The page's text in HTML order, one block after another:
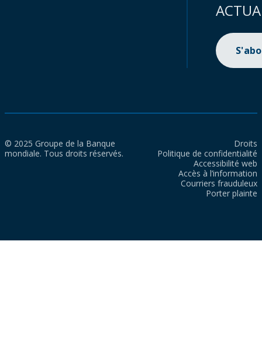
© 2025 Groupe de la Banque
mondiale. Tous droits réservés.
Droits
Politique de confidentialité
Accessibilité web
Accès à l’information
Courriers frauduleux
Porter plainte